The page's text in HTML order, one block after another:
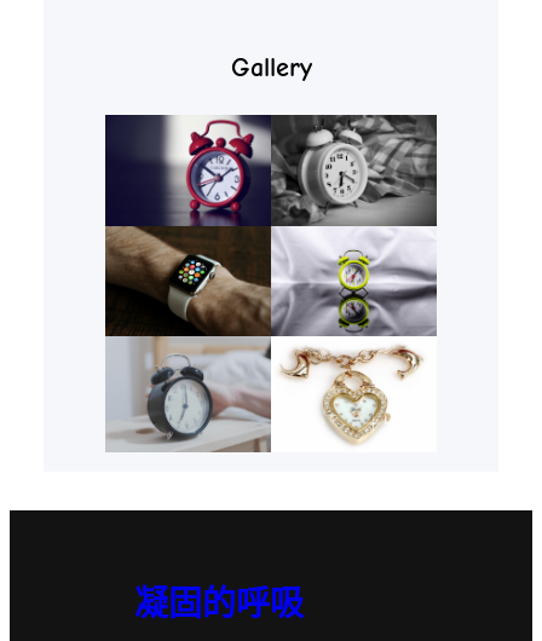
Gallery
凝固的呼吸